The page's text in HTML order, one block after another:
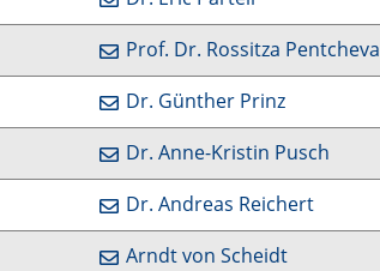
Prof. Dr. Rossitza Pentcheva
Dr. Günther Prinz
Dr. Anne-Kristin Pusch
Dr. Andreas Reichert
Arndt von Scheidt